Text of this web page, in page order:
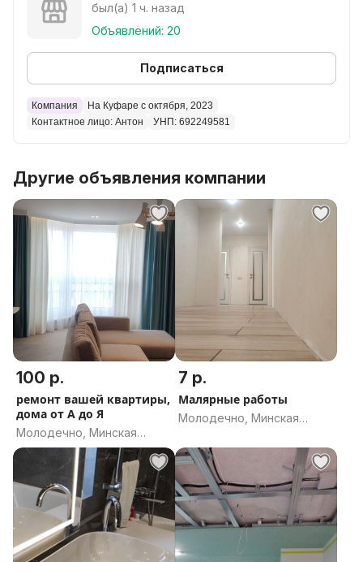
был(а) 1 ч. назад
Объявлений: 20
Подписаться
Компания
На Куфаре с октября, 2023
Контактное лицо: Антон
УНП: 692249581
Другие объявления компании
100 р.
ремонт вашей квартиры,
дома от А до Я
Молодечно, Минская
область
7 р.
Малярные работы
Молодечно, Минская